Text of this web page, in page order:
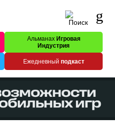
Альманах Игровая
Индустрия
Ежедневный подкаст